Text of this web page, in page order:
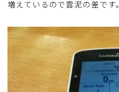
増えているので雲泥の差です。